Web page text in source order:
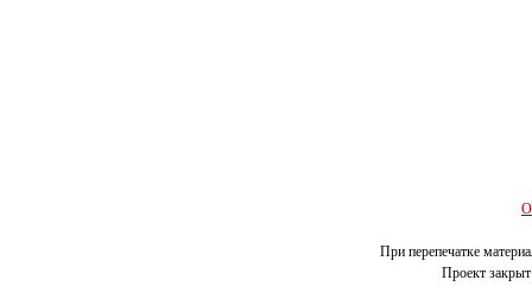
О
При перепечатке
Проект закрыт